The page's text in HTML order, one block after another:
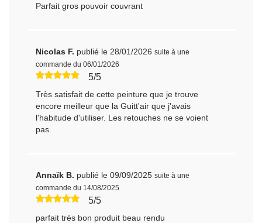
Parfait gros pouvoir couvrant
Nicolas F. publié le 28/01/2026 suite à une
commande du 06/01/2026
5/5
Très satisfait de cette peinture que je trouve
encore meilleur que la Guitt'air que j'avais
l'habitude d'utiliser. Les retouches ne se voient
pas.
Annaïk B. publié le 09/09/2025 suite à une
commande du 14/08/2025
5/5
parfait très bon produit beau rendu